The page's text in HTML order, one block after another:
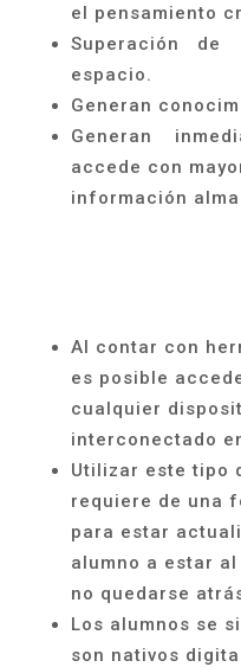
el pensamiento
Superación
espacio.
Generan
Generan
accede con
información
Al contar con
es posible
cualquier
interconectado
Utilizar este tipo
requiere de una
para estar
alumno a estar
no quedarse
Los alumnos se
son nativos